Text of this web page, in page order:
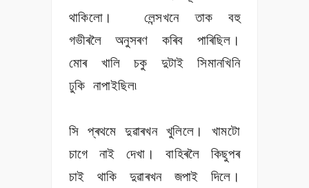
থাকিলো। লেন্সখনে তাক বহু
গভীৰলৈ অনুসৰণ কৰিব পাৰিছিল।
মোৰ খালি চকু দুটাই সিমানখিনি
ঢুকি নাপাইছিল৷
সি প্ৰথমে দুৱাৰখন খুলিলে। খামটো
চাগে নাই দেখা। বাহিৰলৈ কিছুপৰ
চাই থাকি দুৱাৰখন জপাই দিলে।